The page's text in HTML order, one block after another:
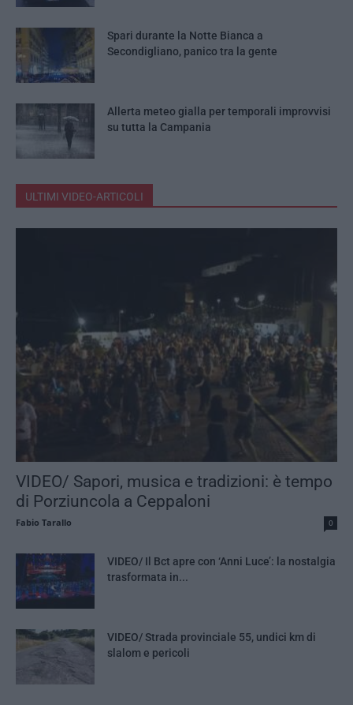
Spari durante la Notte Bianca a
Secondigliano, panico tra la gente
Allerta meteo gialla per temporali improvvisi
su tutta la Campania
ULTIMI VIDEO-ARTICOLI
VIDEO/ Sapori, musica e tradizioni: è tempo
di Porziuncola a Ceppaloni
Fabio Tarallo 0
VIDEO/ Il Bct apre con ‘Anni Luce’: la nostalgia
trasformata in...
VIDEO/ Strada provinciale 55, undici km di
slalom e pericoli